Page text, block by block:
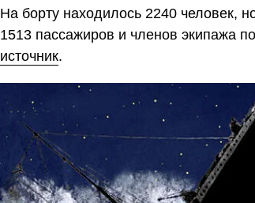
На борту находилось 2240 человек,
1513 пассажиров и членов экипажа
источник.